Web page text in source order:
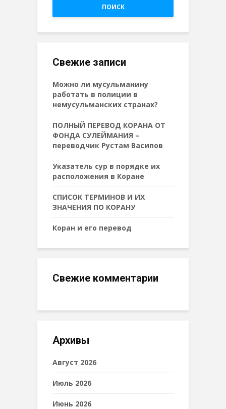
ПОИСК
Свежие записи
Можно ли мусульманину
работать в полиции в
немусульманских странах?
ПОЛНЫЙ ПЕРЕВОД КОРАНА ОТ
ФОНДА СУЛЕЙМАНИЯ –
переводчик Рустам Васипов
Указатель сур в порядке их
расположения в Коране
СПИСОК ТЕРМИНОВ И ИХ
ЗНАЧЕНИЯ ПО КОРАНУ
Коран и его перевод
Свежие комментарии
Архивы
Август 2026
Июль 2026
Июнь 2026